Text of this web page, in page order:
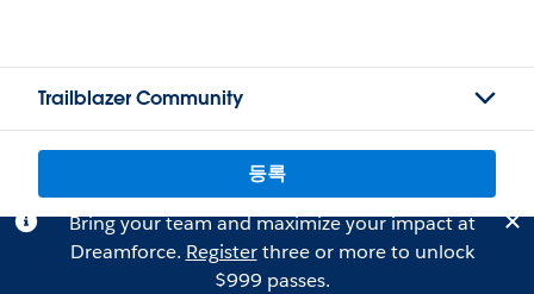
Trailblazer Community
등록
Bring your team and maximize your impact at
Dreamforce. Registerthree or more to unlock
$999 passes.